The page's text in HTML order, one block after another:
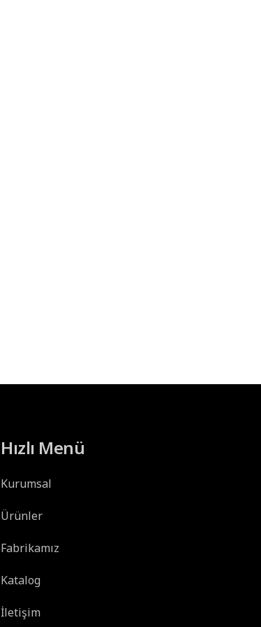
Hızlı Menü
Kurumsal
Ürünler
Fabrikamız
Katalog
İletişim